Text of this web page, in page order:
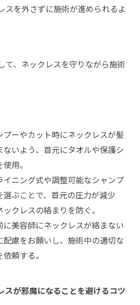
スを外さずに施術が進められるよ
て、ネックレスを守りながら施術
プーやカット時にネックレスが髪
ないよう、首元にタオルや保護シ
用。
イニング式や調整可能なシャンプ
選ぶことで、首元の圧力が減少
ックレスの絡まりを防ぐ。
に美容師にネックレスが絡まない
配慮をお願いし、施術中の適切な
頼する。
スが邪魔になることを避けるコツ